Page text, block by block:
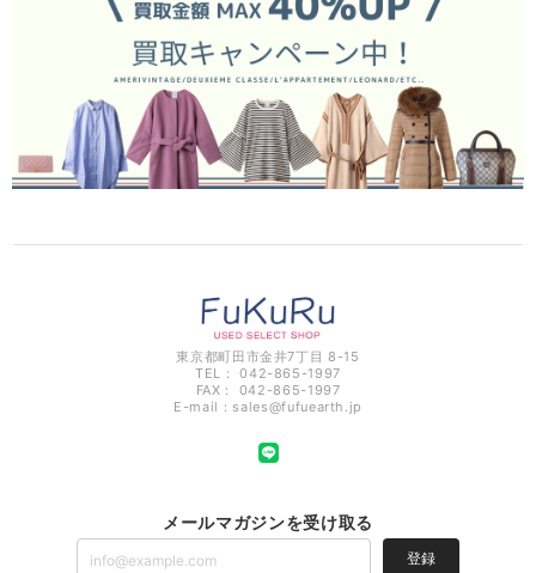
東京都町田市金井7丁目 8-15
TEL： 042-865-1997
FAX： 042-865-1997
E-mail： sales@fufuearth.jp
メールマガジンを受け取る
登録